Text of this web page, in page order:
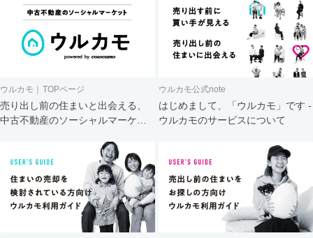
ウルカモ｜TOPページ
売り出し前の住まいと出会える、
中古不動産のソーシャルマーケッ
ウルカモ公式note
はじめまして、「ウルカモ」です -
ウルカモのサービスについて